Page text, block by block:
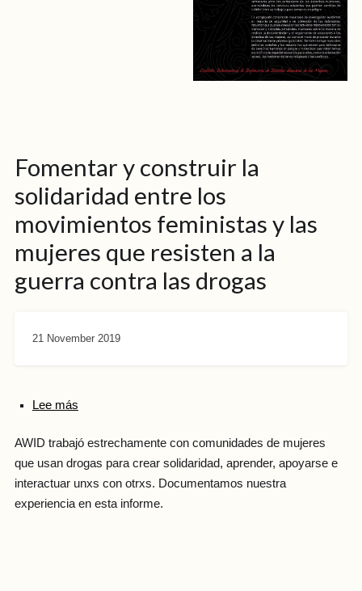
Fomentar y construir la
solidaridad entre los
movimientos feministas y las
mujeres que resisten a la
guerra contra las drogas
21 November 2019
Lee más
AWID trabajó estrechamente con comunidades de mujeres
que usan drogas para crear solidaridad, aprender, apoyarse e
interactuar unxs con otrxs. Documentamos nuestra
experiencia en esta informe.